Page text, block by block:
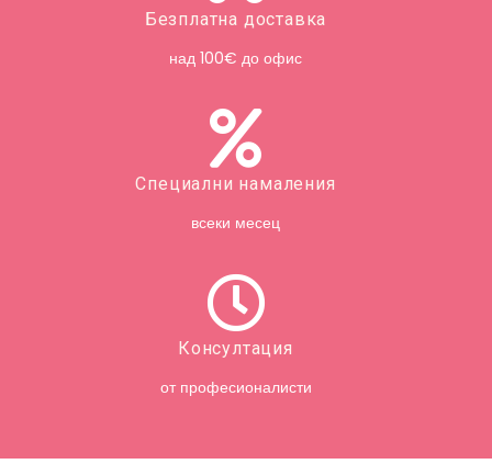
Безплатна доставка
над 100€ до офис
Специални намаления
всеки месец
Консултация
от професионалисти